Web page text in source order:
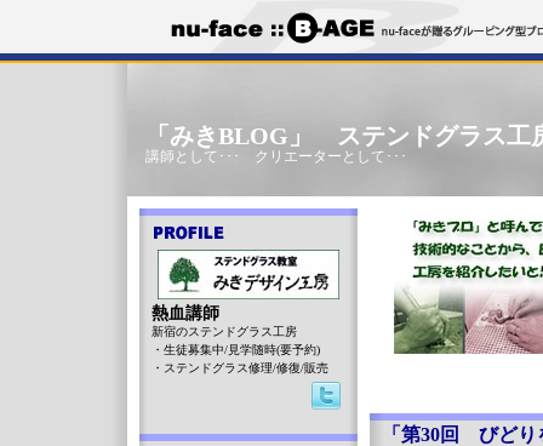
「みきBLOG」 ステンドグラス工
講師として･･･ クリエーターとして･･･
「第30回 びどり
熱血講師
新宿のステンドグラス工房
・生徒募集中/見学随時(要予約)
・ステンドグラス修理/修復/販売